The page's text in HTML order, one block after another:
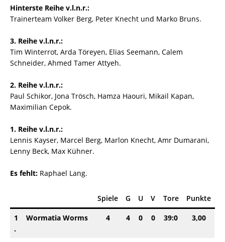
Hinterste Reihe v.l.n.r.:
Trainerteam Volker Berg, Peter Knecht und Marko Bruns.
3. Reihe v.l.n.r.:
Tim Winterrot, Arda Töreyen, Elias Seemann, Calem
Schneider, Ahmed Tamer Attyeh.
2. Reihe v.l.n.r.:
Paul Schikor, Jona Trösch, Hamza Haouri, Mikail Kapan,
Maximilian Cepok.
1. Reihe v.l.n.r.:
Lennis Kayser, Marcel Berg, Marlon Knecht, Amr Dumarani,
Lenny Beck, Max Kühner.
Es fehlt: Raphael Lang.
Spiele G U V Tore Punkte
1
.
Wormatia Worms 4 4 0 0 39:0 3,00